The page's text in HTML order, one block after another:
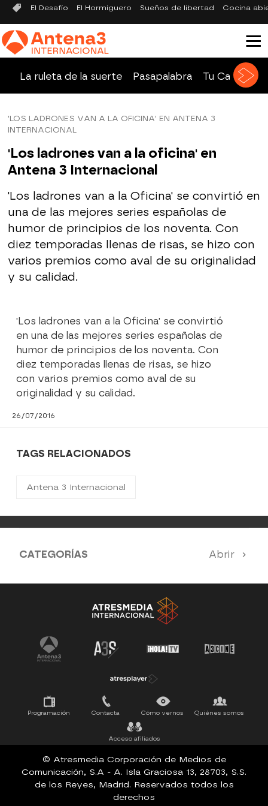
El Desafío El Hormiguero Sueños de libertad Cocina
La ruleta de la suerte Pasapalabra Tu Cara Me
'LOS LADRONES VAN A LA OFICINA' EN ANTENA 3
INTERNACIONAL
'Los ladrones van a la oficina' en
Antena 3 Internacional
'Los ladrones van a la Oficina' se convirtió en
una de las mejores series españolas de
humor de principios de los noventa. Con
diez temporadas llenas de risas, se hizo con
varios premios como aval de su originalidad
y su calidad.
'Los ladrones van a la Oficina' se convirtió
en una de las mejores series españolas de
humor de principios de los noventa. Con
diez temporadas llenas de risas, se hizo
con varios premios como aval de su
originalidad y su calidad.
26/07/2016
TAGS RELACIONADOS
Antena 3 Internacional
CATEGORÍAS Abrir
Antena 3 Noticias El Hormiguero
La Ruleta de la Suerte Tu cara me suena
Pasapalabra
Programación Contacta Cómo vernos Quiénes somos
Acceso afiliados
© Atresmedia Corporación de Medios de
Comunicación, S.A - A. Isla Graciosa 13, 28703, S.S.
de los Reyes, Madrid. Reservados todos los
derechos